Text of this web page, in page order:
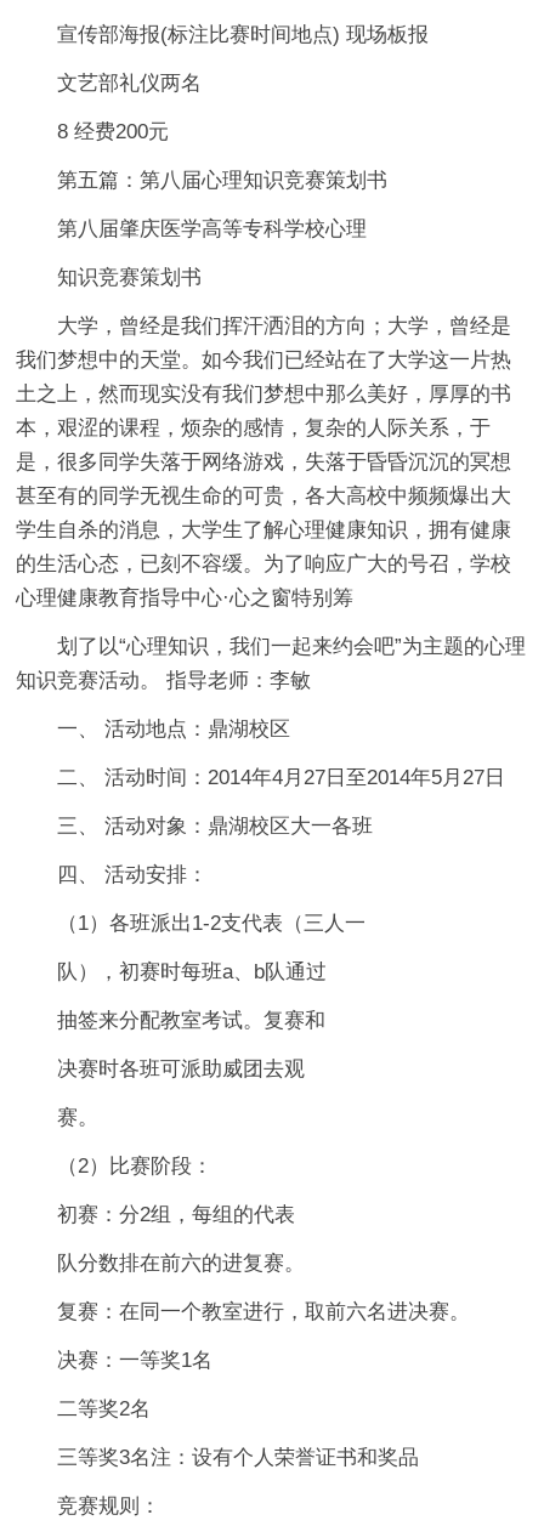
宣传部海报(标注比赛时间地点) 现场板报
文艺部礼仪两名
8 经费200元
第五篇：第八届心理知识竞赛策划书
第八届肇庆医学高等专科学校心理
知识竞赛策划书
大学，曾经是我们挥汗洒泪的方向；大学，曾经是
我们梦想中的天堂。如今我们已经站在了大学这一片热
土之上，然而现实没有我们梦想中那么美好，厚厚的书
本，艰涩的课程，烦杂的感情，复杂的人际关系，于
是，很多同学失落于网络游戏，失落于昏昏沉沉的冥想
甚至有的同学无视生命的可贵，各大高校中频频爆出大
学生自杀的消息，大学生了解心理健康知识，拥有健康
的生活心态，已刻不容缓。为了响应广大的号召，学校
心理健康教育指导中心·心之窗特别筹
划了以“心理知识，我们一起来约会吧”为主题的心理
知识竞赛活动。 指导老师：李敏
一、 活动地点：鼎湖校区
二、 活动时间：2014年4月27日至2014年5月27日
三、 活动对象：鼎湖校区大一各班
四、 活动安排：
（1）各班派出1-2支代表（三人一
队），初赛时每班a、b队通过
抽签来分配教室考试。复赛和
决赛时各班可派助威团去观
赛。
（2）比赛阶段：
初赛：分2组，每组的代表
队分数排在前六的进复赛。
复赛：在同一个教室进行，取前六名进决赛。
决赛：一等奖1名
二等奖2名
三等奖3名注：设有个人荣誉证书和奖品
竞赛规则：